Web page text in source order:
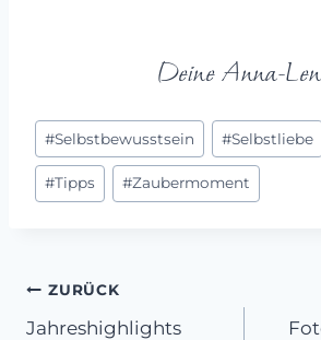
Deine Anna-
Schlagworte:
#Selbstbewusstsein #Selbstliebe
#Tipps #Zaubermoment
Beitragsnavigation
ZURÜCK
Jahreshighlights